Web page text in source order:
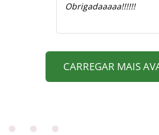
Obrigadaaaaa!!!!!!
CARREGAR MAIS